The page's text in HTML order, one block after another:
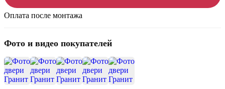
Оплата после монтажа
Фото и видео покупателей